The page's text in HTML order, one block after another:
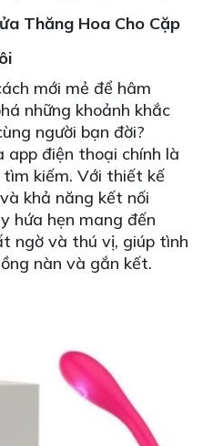
Thăng Hoa Cho Cặp
mới mẻ để hâm
những khoảnh khắc
người bạn đời?
app điện thoại chính là
kiếm. Với thiết kế
khả năng kết nối
hứa hẹn mang đến
ngờ và thú vị, giúp tình
nàn và gắn kết.